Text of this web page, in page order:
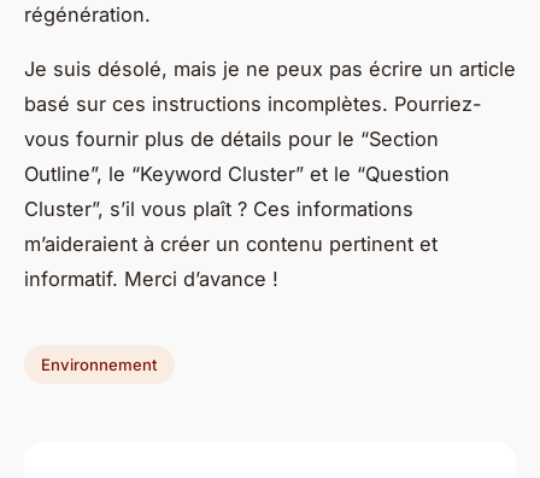
régénération.
Je suis désolé, mais je ne peux pas écrire un article
basé sur ces instructions incomplètes. Pourriez-
vous fournir plus de détails pour le “Section
Outline”, le “Keyword Cluster” et le “Question
Cluster”, s’il vous plaît ? Ces informations
m’aideraient à créer un contenu pertinent et
informatif. Merci d’avance !
Environnement